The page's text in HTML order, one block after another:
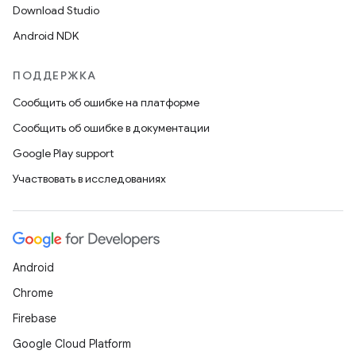
Download Studio
Android NDK
ПОДДЕРЖКА
Сообщить об ошибке на платформе
Сообщить об ошибке в документации
Google Play support
Участвовать в исследованиях
Android
Chrome
Firebase
Google Cloud Platform